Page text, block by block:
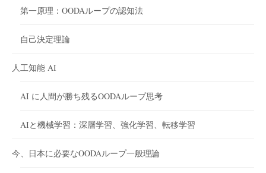
第一原理：OODAループの認知法
自己決定理論
人工知能 AI
AI に人間が勝ち残るOODAループ思考
AIと機械学習：深層学習、強化学習、転移学習
今、日本に必要なOODAループ一般理論